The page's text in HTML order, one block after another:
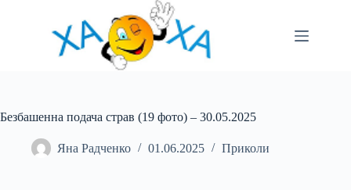
Безбашенна подача страв (19 фото) – 30.05.2025
Яна Радченко 01.06.2025 Приколи